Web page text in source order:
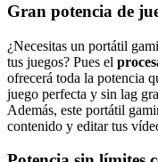
Gran potencia de
¿Necesitas un portátil
tus juegos? Pues el
ofrecerá toda la potencia
juego perfecta y sin lag
Además, este portátil
contenido y editar tus